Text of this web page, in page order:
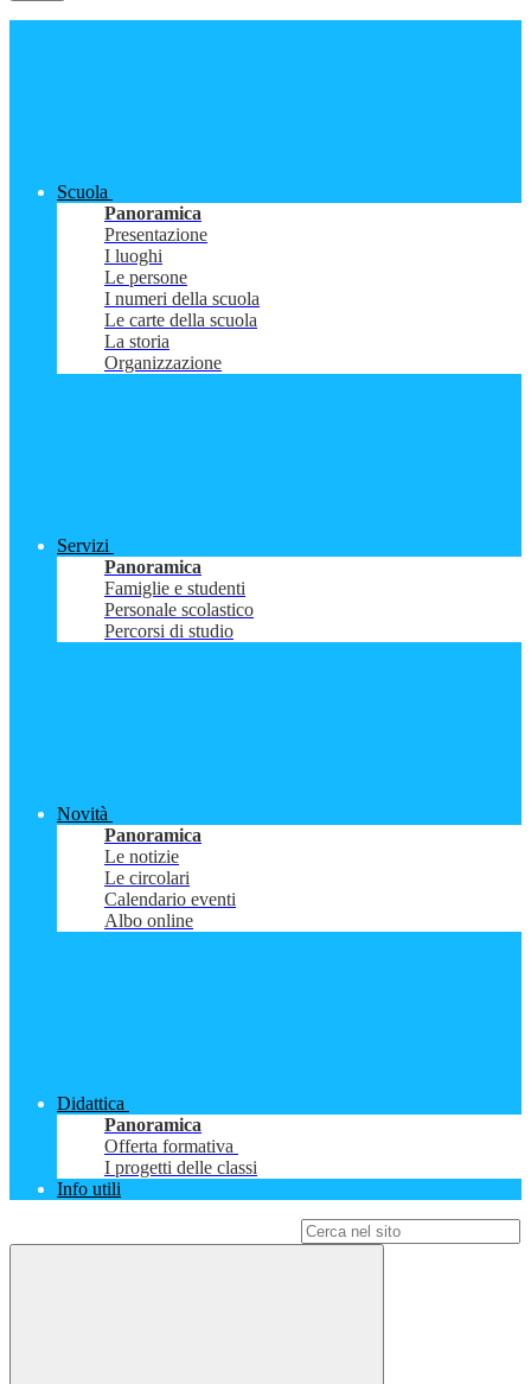
Scuola
Panoramica
Presentazione
I luoghi
Le persone
I numeri della scuola
Le carte della scuola
La storia
Organizzazione
Servizi
Panoramica
Famiglie e studenti
Personale scolastico
Percorsi di studio
Novità
Panoramica
Le notizie
Le circolari
Calendario eventi
Albo online
Didattica
Panoramica
Offerta formativa
I progetti delle classi
Info utili